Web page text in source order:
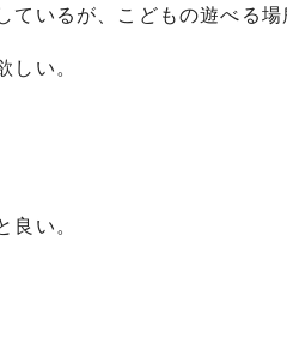
ているが、こどもの遊べる場
しい。
良い。